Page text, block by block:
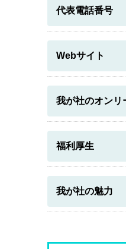
代表電話番号
Webサイト
我が社のオンリ
福利厚生
我が社の魅力